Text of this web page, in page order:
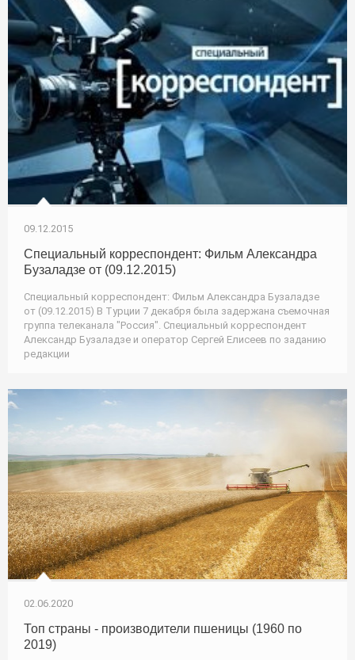
09.12.2015
Специальный корреспондент: Фильм Александра
Бузаладзе от (09.12.2015)
Специальный корреспондент: Фильм Александра Бузаладзе
от (09.12.2015) В Турции 7 декабря была задержана съемочная
группа телеканала "Россия". Специальный корреспондент
Александр Бузаладзе и оператор Сергей Елисеев по заданию
редакции
02.06.2020
Топ страны - производители пшеницы (1960 по
2019)